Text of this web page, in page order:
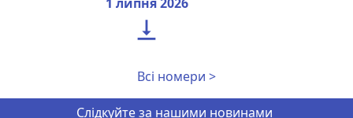

Всі номери >
Слідкуйте за нашими новинами